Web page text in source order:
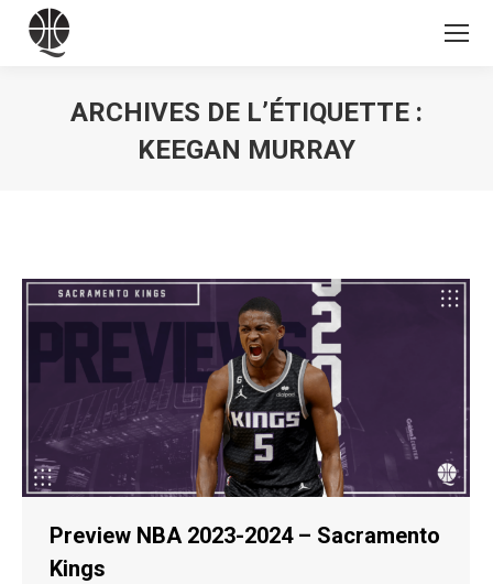
ARCHIVES DE L’ÉTIQUETTE :
KEEGAN MURRAY
Preview NBA 2023-2024 – Sacramento
Kings